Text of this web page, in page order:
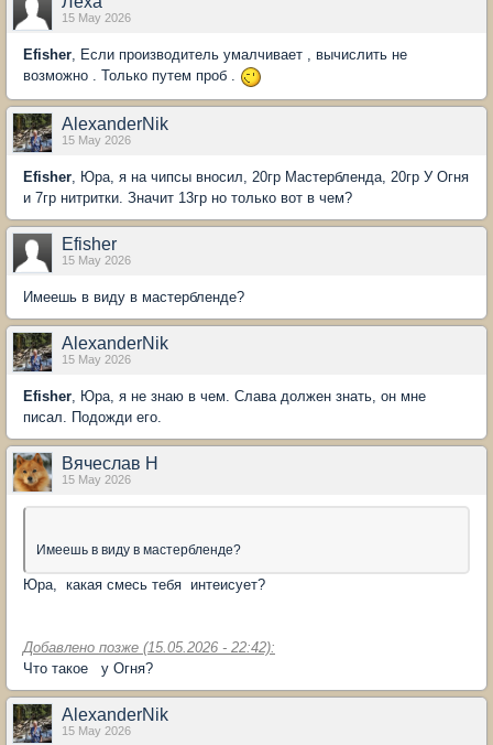
15 May 2026
Efisher , Если производитель умалчивает , вычислить не
возможно . Только путем проб .
AlexanderNik
15 May 2026
Efisher , Юра, я на чипсы вносил, 20гр Мастербленда, 20гр У Огня
и 7гр нитритки. Значит 13гр но только вот в чем?
Efisher
15 May 2026
Имеешь в виду в мастербленде?
AlexanderNik
15 May 2026
Efisher , Юра, я не знаю в чем. Слава должен знать, он мне
писал. Подожди его.
Вячеслав Н
15 May 2026
Имеешь в виду в мастербленде?
Юра, какая смесь тебя интеисует?
Добавлено позже (15.05.2026 - 22:42):
Что такое у Огня?
AlexanderNik
15 May 2026